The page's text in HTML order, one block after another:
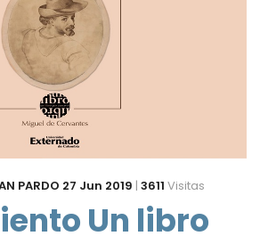
PARDO 27 Jun 2019 | 3611 Visitas
Un libro